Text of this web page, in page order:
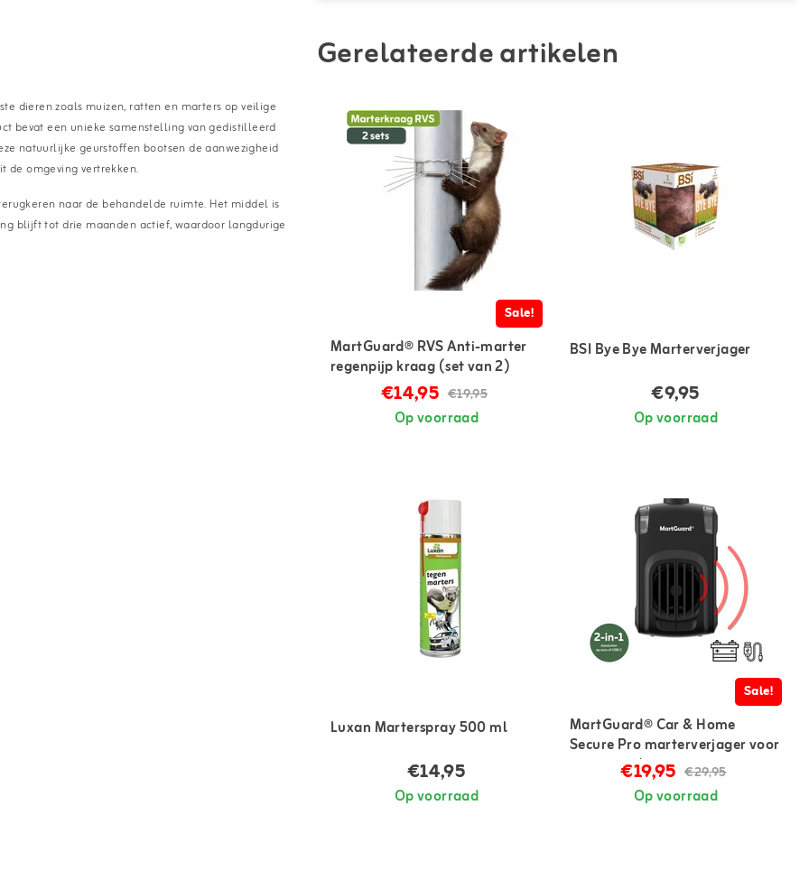
dieren zoals muizen, ratten en marters op veilige
bevat een unieke samenstelling van gedistilleerd
natuurlijke geurstoffen bootsen de aanwezigheid
de omgeving vertrekken.
naar de behandelde ruimte. Het middel is
blijft tot drie maanden actief, waardoor langdurige
Gerelateerde artikelen
Sale!
MartGuard® RVS Anti-marter
regenpijp kraag (set van 2)
€14,95 €19,95
Op voorraad
BSI Bye Bye Marterverjager
€9,95
Op voorraad
Luxan Marterspray 500 ml
€14,95
Op voorraad
Sale!
MartGuard® Car & Home
Secure Pro marterverjager voor
in auto en huis
€19,95 €29,95
Op voorraad